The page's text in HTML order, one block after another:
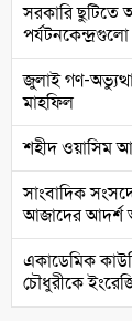
সরকারি ছুটিতে
পর্যটনকেন্দ্রগুলো
জুলাই গণ-
মাহফিল
শহীদ ওয়াসিম
সাংবাদিক
আজাদের আদর্শ
একাডেমিক
চৌধুরীকে